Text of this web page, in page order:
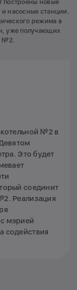
построены новые
насосные станции.
режима в
уже получающих
№2.
№2 в
Это будет
соединит
Реализация
мэрией
содействия